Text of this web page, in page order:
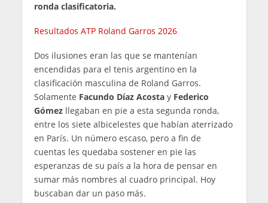
ronda clasificatoria.
Resultados ATP Roland Garros 2026
Dos ilusiones eran las que se mantenían
encendidas para el tenis argentino en la
clasificación masculina de Roland Garros.
Solamente Facundo Díaz Acostay Federico
Gómezllegaban en pie a esta segunda ronda,
entre los siete albicelestes que habían aterrizado
en París. Un número escaso, pero a fin de
cuentas les quedaba sostener en pie las
esperanzas de su país a la hora de pensar en
sumar más nombres al cuadro principal. Hoy
buscaban dar un paso más.